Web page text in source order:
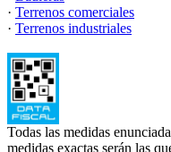
· Terrenos comerciales
· Terrenos industriales
Todas las medidas
medidas exactas serán las